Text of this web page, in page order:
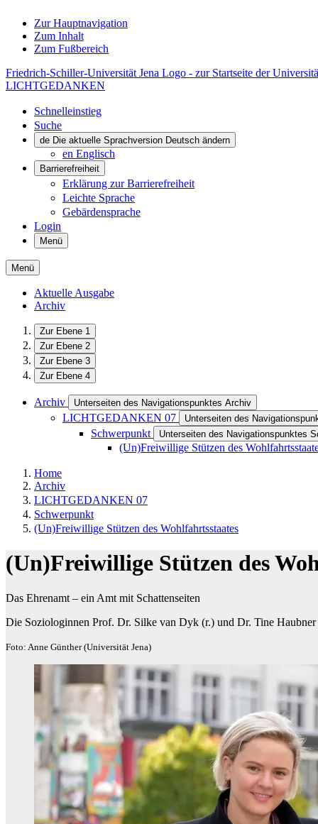
Zur Hauptnavigation
Zum Inhalt
Zum Fußbereich
Friedrich-Schiller-Universität Jena Logo - zur Startseite der
LICHTGEDANKEN
Schnelleinstieg
Suche
de Die aktuelle Sprachversion Deutsch ändern
en Englisch
Barrierefreiheit
Erklärung zur Barrierefreiheit
Leichte Sprache
Gebärdensprache
Login
Menü
Menü
Aktuelle Ausgabe
Archiv
Zur Ebene 1
Zur Ebene 2
Zur Ebene 3
Zur Ebene 4
Archiv Unterseiten des Navigationspunktes Archiv
LICHTGEDANKEN 07 Unterseiten des
Schwerpunkt Unterseiten des Navigationspunktes
(Un)Freiwillige Stützen des
Home
Archiv
LICHTGEDANKEN 07
Schwerpunkt
(Un)Freiwillige Stützen des Wohlfahrtsstaates
(Un)Freiwillige Stützen des
Das Ehrenamt – ein Amt mit Schattenseiten
Die Soziologinnen Prof. Dr. Silke van Dyk (r.) und Dr. Tine
Foto: Anne Günther (Universität Jena)